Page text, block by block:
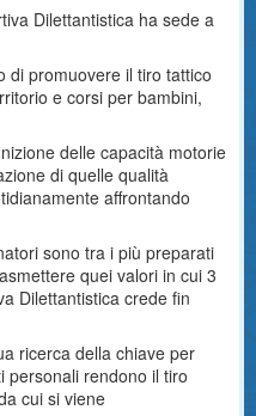
Dilettantistica ha sede a
di promuovere il tiro tattico
e corsi per bambini,
delle capacità motorie
di quelle qualità
affrontando
sono tra i più preparati
quei valori in cui 3
Dilettantistica crede fin
ricerca della chiave per
personali rendono il tiro
cui si viene